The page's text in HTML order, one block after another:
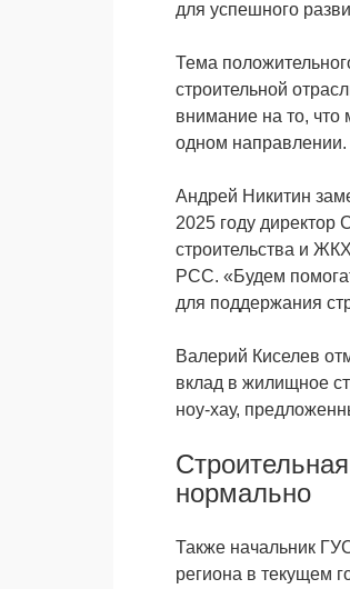
для успешного
Тема
строительной
внимание на то,
одном направлении.
Андрей Никитин
2025 году
строительства и
РСС. «Будем
для поддержания
Валерий Киселев
вклад в жилищное
ноу-хау,
нормально
Также начальник
региона в текущем